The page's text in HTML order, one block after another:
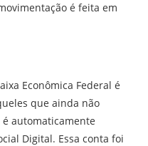
é feita em
Econômica Federal é
que ainda não
automaticamente
Digital. Essa conta foi